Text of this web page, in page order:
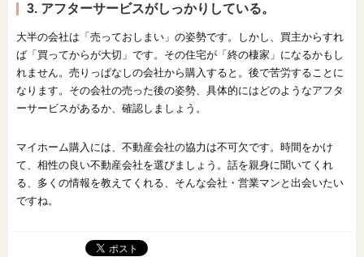
3. アフターサービスがしっかりしている。
大半の会社は「売っておしまい」の姿勢です。しかし、買主からすれ
ば「買ってからが大切」です。その住宅が「終の棲家」になるかもし
れません。売りっぱなしの会社から購入すると。後で苦労することに
なります。その会社の売った後の姿勢、具体的にはどのようなアフタ
ーサービスがあるか、確認しましょう。
マイホーム購入には、不動産会社の協力は不可欠です。時間をかけ
て、相性の良い不動産会社を選びましょう。話を親身に聞いてくれ
る、多くの情報を教えてくれる、そんな会社・営業マンと出会いたい
ですね。